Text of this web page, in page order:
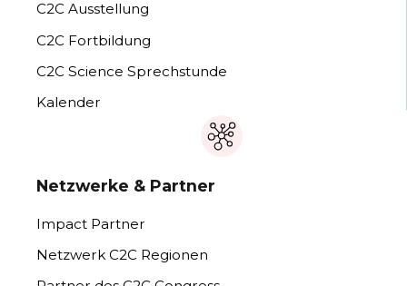
C2C Ausstellung
C2C Fortbildung
C2C Science Sprechstunde
Kalender
Netzwerke & Partner
Impact Partner
Netzwerk C2C Regionen